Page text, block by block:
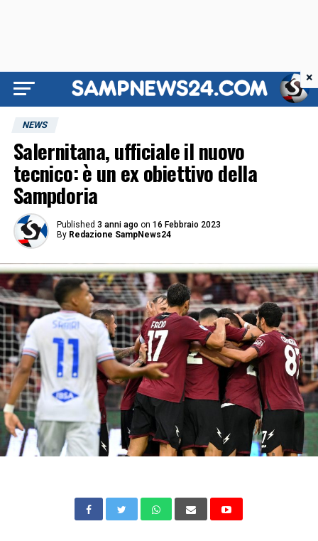
NEWS
Salernitana, ufficiale il nuovo
tecnico: è un ex obiettivo della
Sampdoria
Published 3 anni ago on 16 Febbraio 2023
By Redazione SampNews24
×